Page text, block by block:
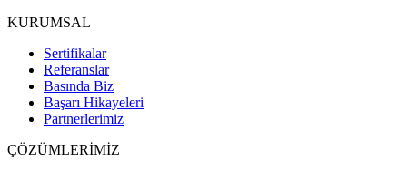
KURUMSAL
Sertifikalar
Referanslar
Basında Biz
Başarı Hikayeleri
Partnerlerimiz
ÇÖZÜMLERİMİZ